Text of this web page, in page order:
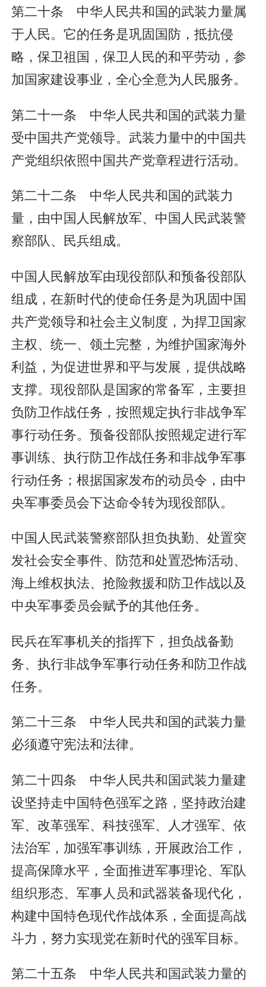
第二十条 中华人民共和国的武装力量属
于人民。它的任务是巩固国防，抵抗侵
略，保卫祖国，保卫人民的和平劳动，参
加国家建设事业，全心全意为人民服务。
第二十一条 中华人民共和国的武装力量
受中国共产党领导。武装力量中的中国共
产党组织依照中国共产党章程进行活动。
第二十二条 中华人民共和国的武装力
量，由中国人民解放军、中国人民武装警
察部队、民兵组成。
中国人民解放军由现役部队和预备役部队
组成，在新时代的使命任务是为巩固中国
共产党领导和社会主义制度，为捍卫国家
主权、统一、领土完整，为维护国家海外
利益，为促进世界和平与发展，提供战略
支撑。现役部队是国家的常备军，主要担
负防卫作战任务，按照规定执行非战争军
事行动任务。预备役部队按照规定进行军
事训练、执行防卫作战任务和非战争军事
行动任务；根据国家发布的动员令，由中
央军事委员会下达命令转为现役部队。
中国人民武装警察部队担负执勤、处置突
发社会安全事件、防范和处置恐怖活动、
海上维权执法、抢险救援和防卫作战以及
中央军事委员会赋予的其他任务。
民兵在军事机关的指挥下，担负战备勤
务、执行非战争军事行动任务和防卫作战
任务。
第二十三条 中华人民共和国的武装力量
必须遵守宪法和法律。
第二十四条 中华人民共和国武装力量建
设坚持走中国特色强军之路，坚持政治建
军、改革强军、科技强军、人才强军、依
法治军，加强军事训练，开展政治工作，
提高保障水平，全面推进军事理论、军队
组织形态、军事人员和武器装备现代化，
构建中国特色现代作战体系，全面提高战
斗力，努力实现党在新时代的强军目标。
第二十五条 中华人民共和国武装力量的